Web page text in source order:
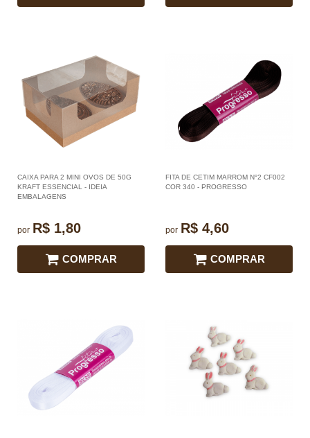
CAIXA PARA 2 MINI OVOS DE 50G
KRAFT ESSENCIAL - IDEIA
EMBALAGENS
por R$ 1,80
COMPRAR
FITA DE CETIM MARROM N°2 CF002
COR 340 - PROGRESSO
por R$ 4,60
COMPRAR